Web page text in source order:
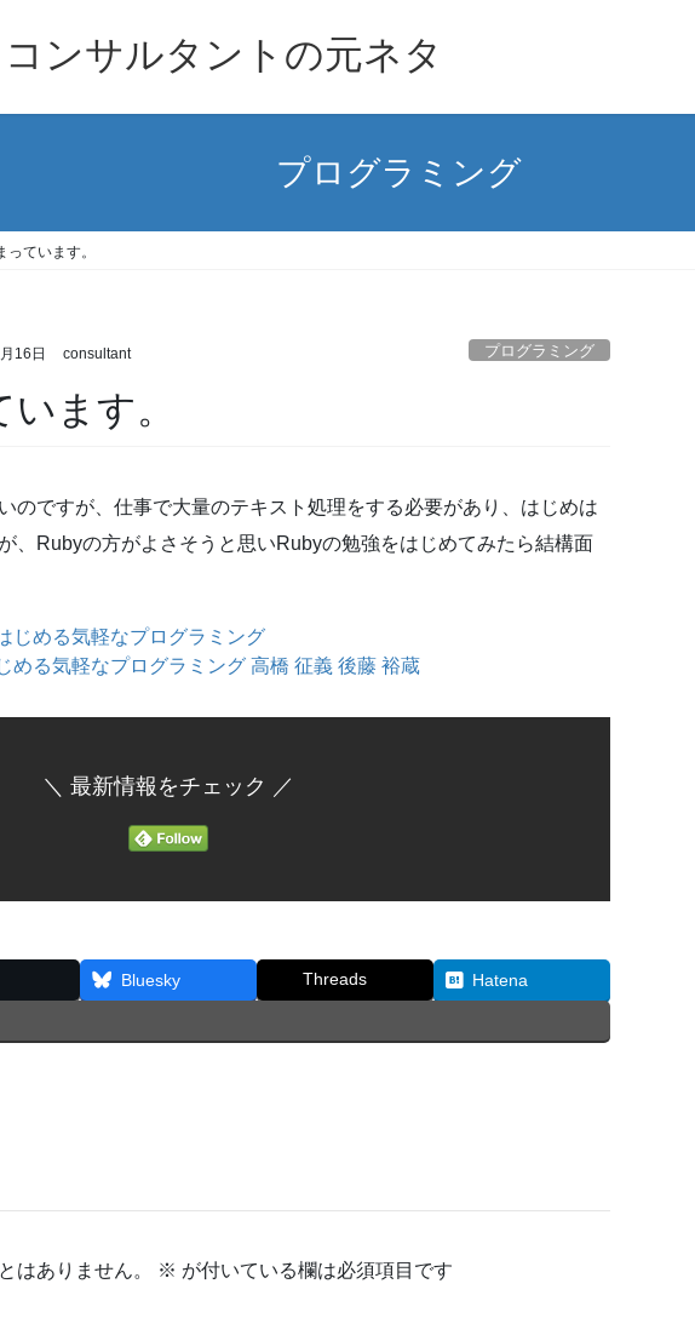
ンサルタントの元ネタ
プログラミング
っています。
16日 consultant プログラミング
ます。
のですが、仕事で大量のテキスト処理をする必要があり、はじめは
、Rubyの方がよさそうと思いRubyの勉強をはじめてみたら結構面
める気軽なプログラミング 高橋 征義 後藤 裕蔵
＼ 最新情報をチェック ／
Bluesky Threads Hatena
はありません。 ※ が付いている欄は必須項目です